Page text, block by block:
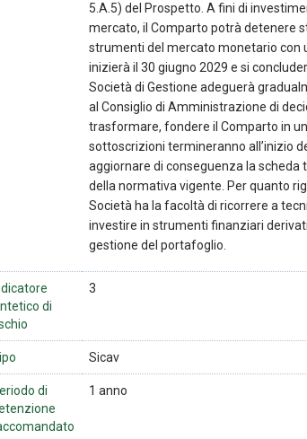
5.A.5) del Prospetto. A fini di
mercato, il Comparto potrà detenere
strumenti del mercato monetario con
inizierà il 30 giugno 2029 e si
Società di Gestione adeguerà
al Consiglio di Amministrazione di
trasformare, fondere il Comparto in
sottoscrizioni termineranno all’inizio
aggiornare di conseguenza la scheda
della normativa vigente. Per quanto
Società ha la facoltà di ricorrere a
investire in strumenti finanziari
gestione del portafoglio.
di
3
Sicav
di
1 anno